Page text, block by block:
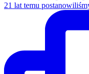
21 lat temu